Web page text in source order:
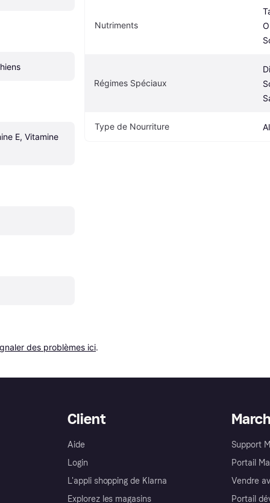
E, Vitamine
Nutriments
Régimes Spéciaux
Type de Nourriture
des problèmes ici.
Client
Aide
Login
L'appli shopping de Klarna
Explorez les magasins
Support
Portail
Vendre
Portail